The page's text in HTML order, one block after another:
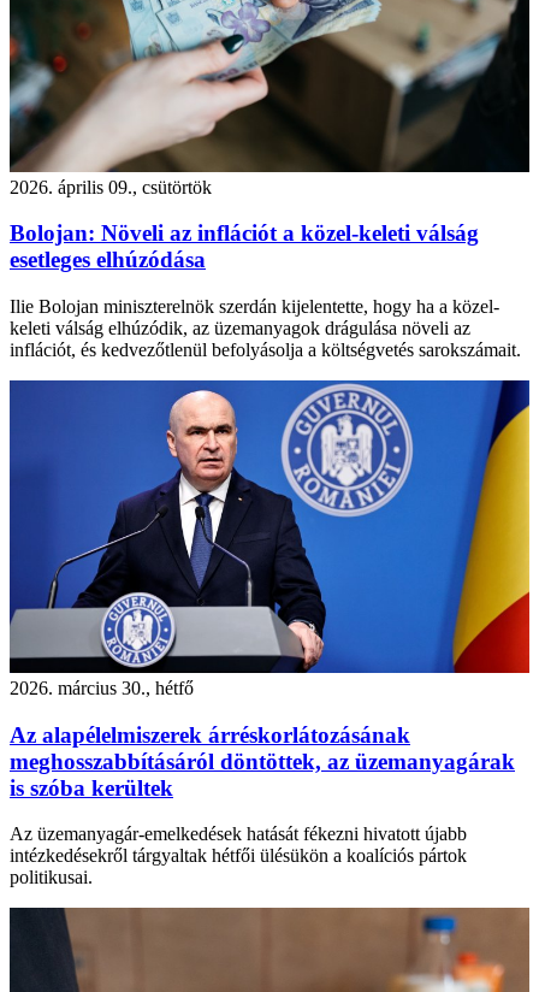
2026. április 09., csütörtök
Bolojan: Növeli az inflációt a közel-keleti válság
esetleges elhúzódása
Ilie Bolojan miniszterelnök szerdán kijelentette, hogy ha a közel-
keleti válság elhúzódik, az üzemanyagok drágulása növeli az
inflációt, és kedvezőtlenül befolyásolja a költségvetés sarokszámait.
2026. március 30., hétfő
Az alapélelmiszerek árréskorlátozásának
meghosszabbításáról döntöttek, az üzemanyagárak
is szóba kerültek
Az üzemanyagár-emelkedések hatását fékezni hivatott újabb
intézkedésekről tárgyaltak hétfői ülésükön a koalíciós pártok
politikusai.